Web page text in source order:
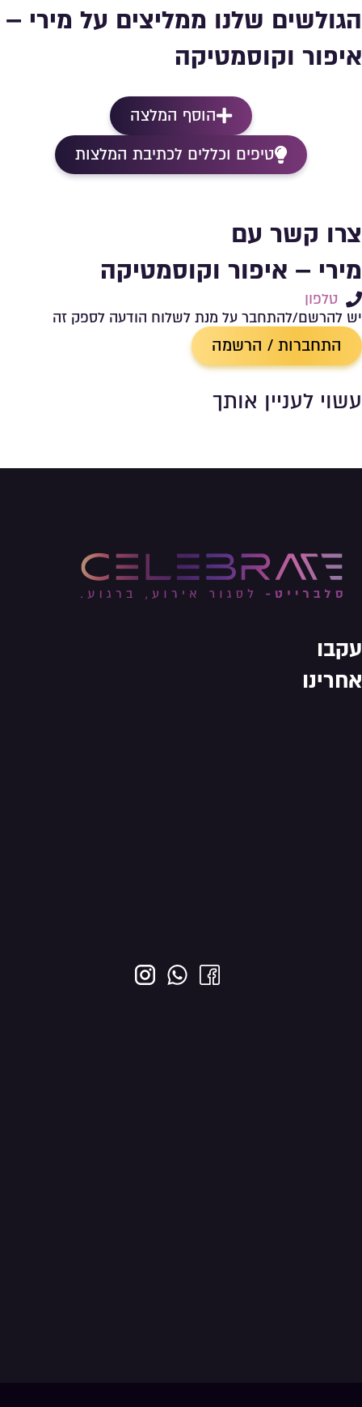
הגולשים שלנו ממליצים על מירי –
איפור וקוסמטיקה
הוסף המלצה
טיפים וכללים לכתיבת המלצות
צרו קשר עם
מירי – איפור וקוסמטיקה
טלפון
יש להרשם/להתחבר על מנת לשלוח הודעה לספק זה
התחברות / הרשמה
עשוי לעניין אותך
עקבו
אחרינו